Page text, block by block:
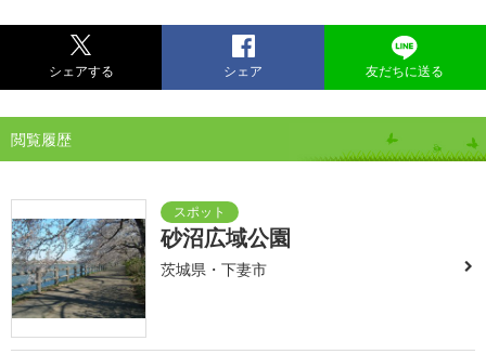
シェアする シェア 友だちに送る
閲覧履歴
砂沼広域公園
茨城県・下妻市